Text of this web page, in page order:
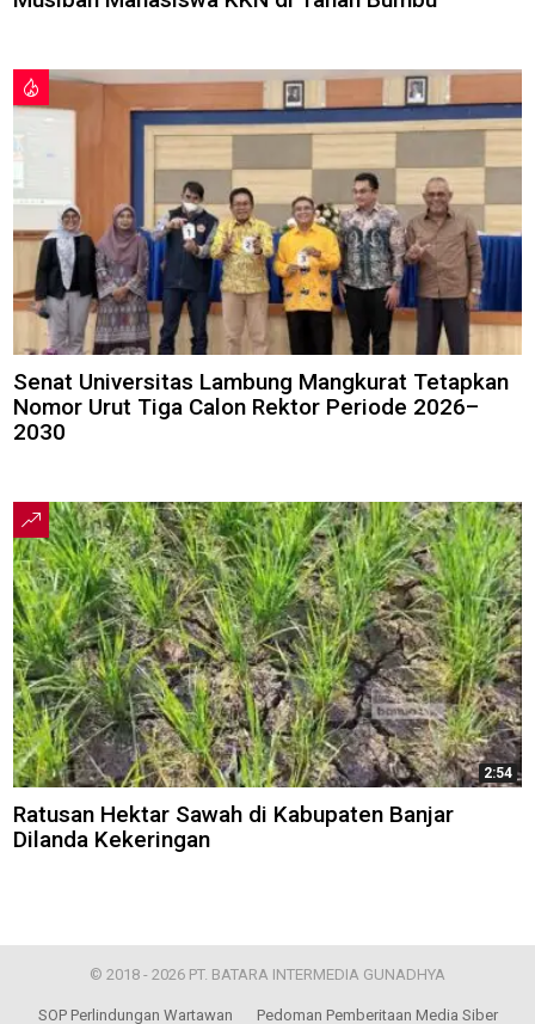
Senat Universitas Lambung Mangkurat Tetapkan
Nomor Urut Tiga Calon Rektor Periode 2026–
2030
2:54
Ratusan Hektar Sawah di Kabupaten Banjar
Dilanda Kekeringan
© 2018 - 2026 PT. BATARA INTERMEDIA GUNADHYA
SOP Perlindungan Wartawan Pedoman Pemberitaan Media Siber